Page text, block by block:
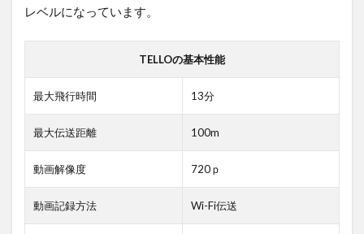
要
ら
特
化
し
DJI
ド
ー
ン
レベルになっています。
TELLOの基本性能
最大飛行時間 13分
最大伝送距離 100m
動画解像度 720ｐ
動画記録方法 Wi-Fi伝送